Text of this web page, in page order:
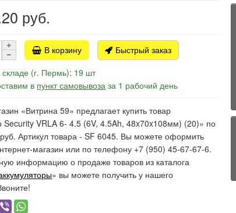
руб.
В корзину
Быстрый заказ
(г. Пермь): 19 шт
в пункт самовывоза за 1 рабочий день
«Витрина 59» предлагает купить товар
Security VRLA 6- 4.5 (6V, 4.5Ah, 48x70x108мм) (20)» по
Артикул товара - SF 6045. Вы можете оформить
магазин или по телефону +7 (950) 45-67-67-6.
информацию о продаже товаров из каталога
» вы можете получить у нашего